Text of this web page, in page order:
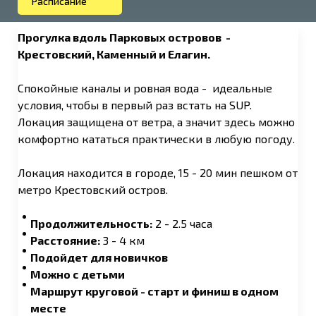
Прогулка вдоль Парковых островов -
Крестовский, Каменный и Елагин.
Спокойные каналы и ровная вода - идеальные
условия, чтобы в первый раз встать на SUP.
Локация защищена от ветра, а значит здесь можно
комфортно кататься практически в любую погоду.
Локация находится в городе, 15 - 20 мин пешком от
метро Крестовский остров.
Продолжительность: 2 - 2.5 часа
Расстояние: 3 - 4 км
Подойдет для новичков
Можно с детьми
Маршрут круговой - старт и финиш в одном
месте